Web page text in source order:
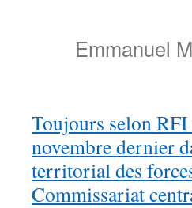
Emmanuel
Toujours selon RFI
novembre dernier
territorial des
Commissariat